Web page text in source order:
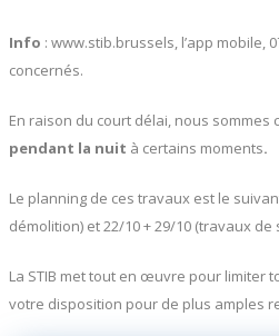
Info : www.stib.brussels, l’app mobile,
concernés.
En raison du court délai, nous sommes
pendant la nuit à certains moments.
Le planning de ces travaux est le
démolition) et 22/10 + 29/10 (travaux de
La STIB met tout en œuvre pour limiter
votre disposition pour de plus amples